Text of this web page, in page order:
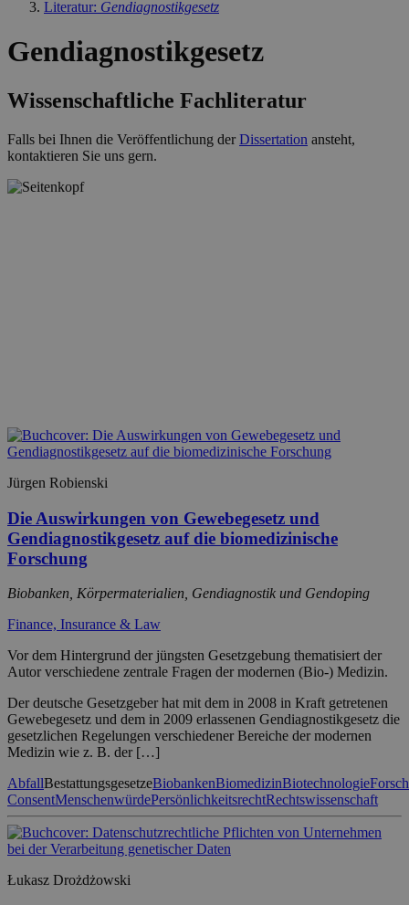
Literatur: Gendiagnostikgesetz
Gendiagnostikgesetz
Wissenschaftliche Fachliteratur
Falls bei Ihnen die Veröffentlichung derDissertation ansteht,
kontaktieren Sie uns gern.
Jürgen Robienski
Die Auswirkungen von Gewebegesetz und
Gendiagnostikgesetz auf die biomedizinische
Forschung
Biobanken, Körpermaterialien, Gendiagnostik und Gendoping
Finance, Insurance & Law
Vor dem Hintergrund der jüngsten Gesetzgebung thematisiert der
Autor verschiedene zentrale Fragen der modernen (Bio-) Medizin.
Der deutsche Gesetzgeber hat mit dem in 2008 in Kraft getretenen
Gewebegesetz und dem in 2009 erlassenen Gendiagnostikgesetz die
gesetzlichen Regelungen verschiedener Bereiche der modernen
Medizin wie z. B. der […]
AbfallBestattungsgesetzeBiobankenBiomedizinBiotechnologie
ConsentMenschenwürdePersönlichkeitsrechtRechtswissenschaft
Łukasz Drożdżowski